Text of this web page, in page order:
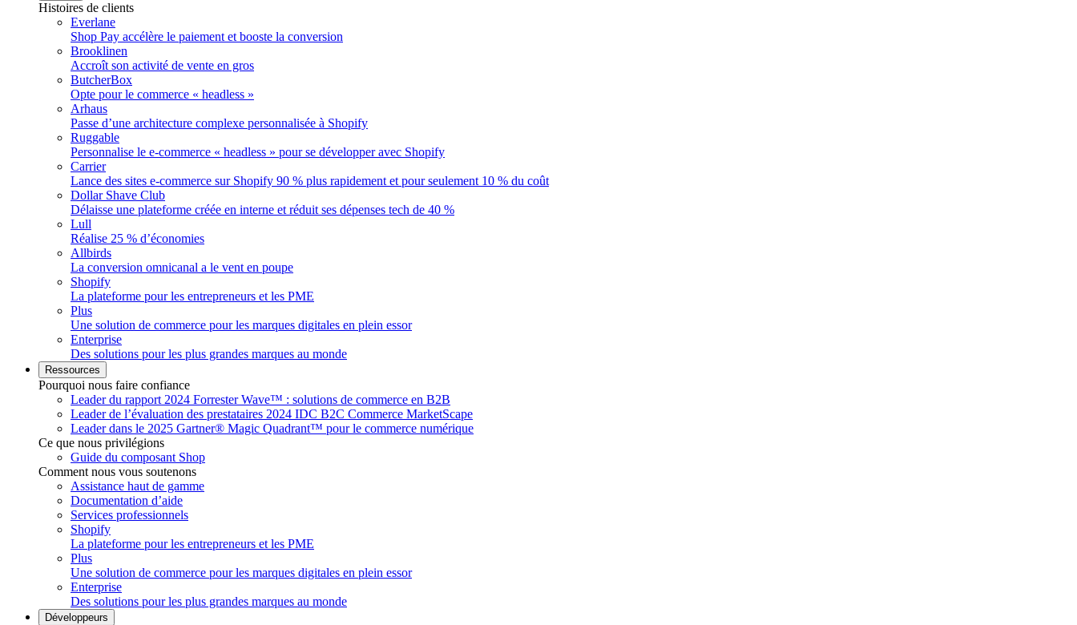
Histoires de clients
Everlane
Shop Pay accélère le paiement et booste la conversion
Brooklinen
Accroît son activité de vente en gros
ButcherBox
Opte pour le commerce « headless »
Arhaus
Passe d’une architecture complexe personnalisée à Shopify
Ruggable
Personnalise le e-commerce « headless » pour se développer avec Shopify
Carrier
Lance des sites e-commerce sur Shopify 90 % plus rapidement et pour seulement 10 % du coût
Dollar Shave Club
Délaisse une plateforme créée en interne et réduit ses dépenses tech de 40 %
Lull
Réalise 25 % d’économies
Allbirds
La conversion omnicanal a le vent en poupe
Shopify
La plateforme pour les entrepreneurs et les PME
Plus
Une solution de commerce pour les marques digitales en plein essor
Enterprise
Des solutions pour les plus grandes marques au monde
Ressources
Pourquoi nous faire confiance
Leader du rapport 2024 Forrester Wave™ : solutions de commerce en B2B
Leader de l’évaluation des prestataires 2024 IDC B2C Commerce MarketScape
Leader dans le 2025 Gartner® Magic Quadrant™ pour le commerce numérique
Ce que nous privilégions
Guide du composant Shop
Comment nous vous soutenons
Assistance haut de gamme
Documentation d’aide
Services professionnels
Shopify
La plateforme pour les entrepreneurs et les PME
Plus
Une solution de commerce pour les marques digitales en plein essor
Enterprise
Des solutions pour les plus grandes marques au monde
Développeurs